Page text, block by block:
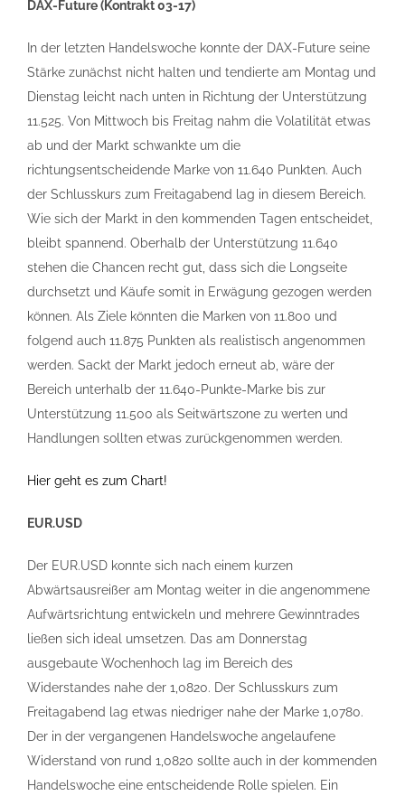
DAX-Future (Kontrakt 03-17)
In der letzten Handelswoche konnte der DAX-Future seine
Stärke zunächst nicht halten und tendierte am Montag und
Dienstag leicht nach unten in Richtung der Unterstützung
11.525. Von Mittwoch bis Freitag nahm die Volatilität etwas
ab und der Markt schwankte um die
richtungsentscheidende Marke von 11.640 Punkten. Auch
der Schlusskurs zum Freitagabend lag in diesem Bereich.
Wie sich der Markt in den kommenden Tagen entscheidet,
bleibt spannend. Oberhalb der Unterstützung 11.640
stehen die Chancen recht gut, dass sich die Longseite
durchsetzt und Käufe somit in Erwägung gezogen werden
können. Als Ziele könnten die Marken von 11.800 und
folgend auch 11.875 Punkten als realistisch angenommen
werden. Sackt der Markt jedoch erneut ab, wäre der
Bereich unterhalb der 11.640-Punkte-Marke bis zur
Unterstützung 11.500 als Seitwärtszone zu werten und
Handlungen sollten etwas zurückgenommen werden.
Hier geht es zum Chart!
EUR.USD
Der EUR.USD konnte sich nach einem kurzen
Abwärtsausreißer am Montag weiter in die angenommene
Aufwärtsrichtung entwickeln und mehrere Gewinntrades
ließen sich ideal umsetzen. Das am Donnerstag
ausgebaute Wochenhoch lag im Bereich des
Widerstandes nahe der 1,0820. Der Schlusskurs zum
Freitagabend lag etwas niedriger nahe der Marke 1,0780.
Der in der vergangenen Handelswoche angelaufene
Widerstand von rund 1,0820 sollte auch in der kommenden
Handelswoche eine entscheidende Rolle spielen. Ein